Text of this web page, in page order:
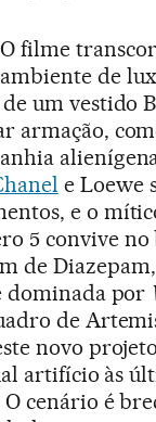
O filme
ambiente de
um vestido
armação,
e Loewe
e o
5 convive
de
dominada por
de
novo
artifício às
O cenário é